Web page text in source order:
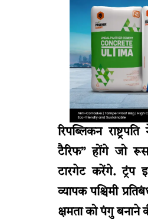
रिपब्लिकन
टैरिफ” होंगे जो
टारगेट करेंगे.
व्यापक पश्चिमी
क्षमता को पंगु बनाने